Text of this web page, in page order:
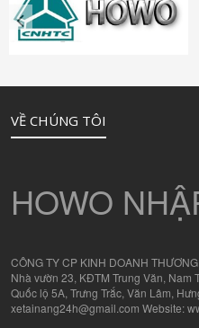
VỀ CHÚNG TÔI
HOWO
CÔNG TY CP KINH DOANH
Nhà vườn 23, KĐTM Trung Văn, Nam
Quốc lộ 5A, Trưng Trắc, Văn Lâm,
xetainang24h@gmail.com Website: